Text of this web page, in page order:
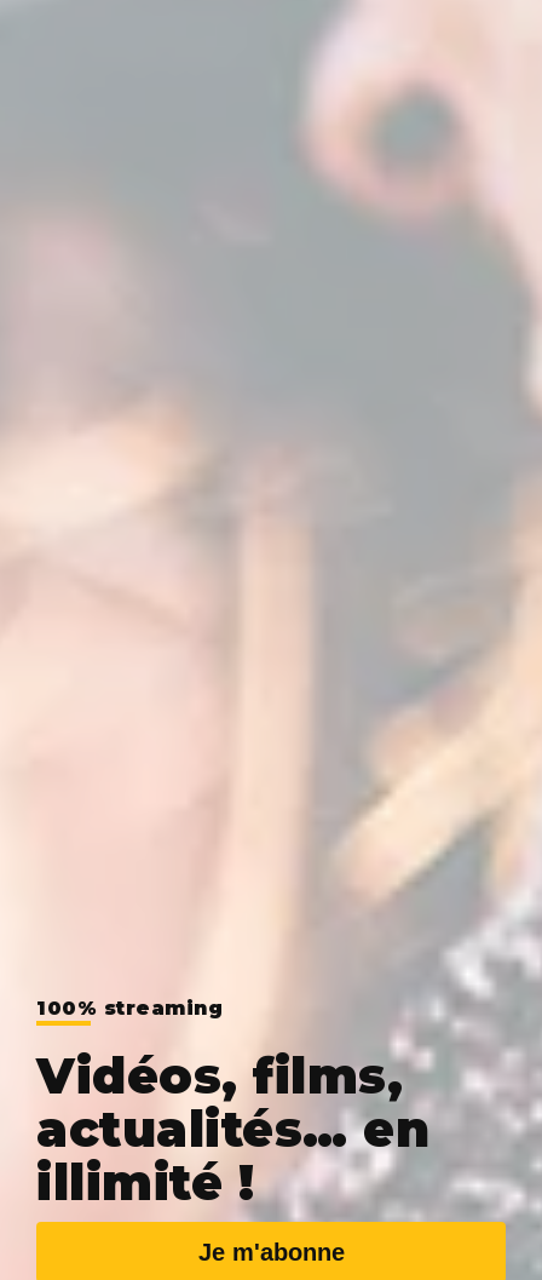
100% streaming
Vidéos, films,
actualités… en
illimité !
Je m'abonne